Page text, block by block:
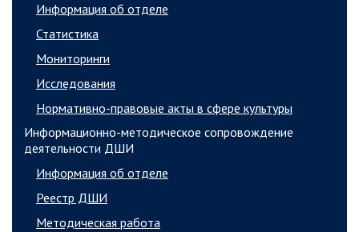
Информация об отделе
Статистика
Мониторинги
Исследования
Нормативно-правовые акты в сфере культуры
Информационно-методическое сопровождение
деятельности ДШИ
Информация об отделе
Реестр ДШИ
Методическая работа